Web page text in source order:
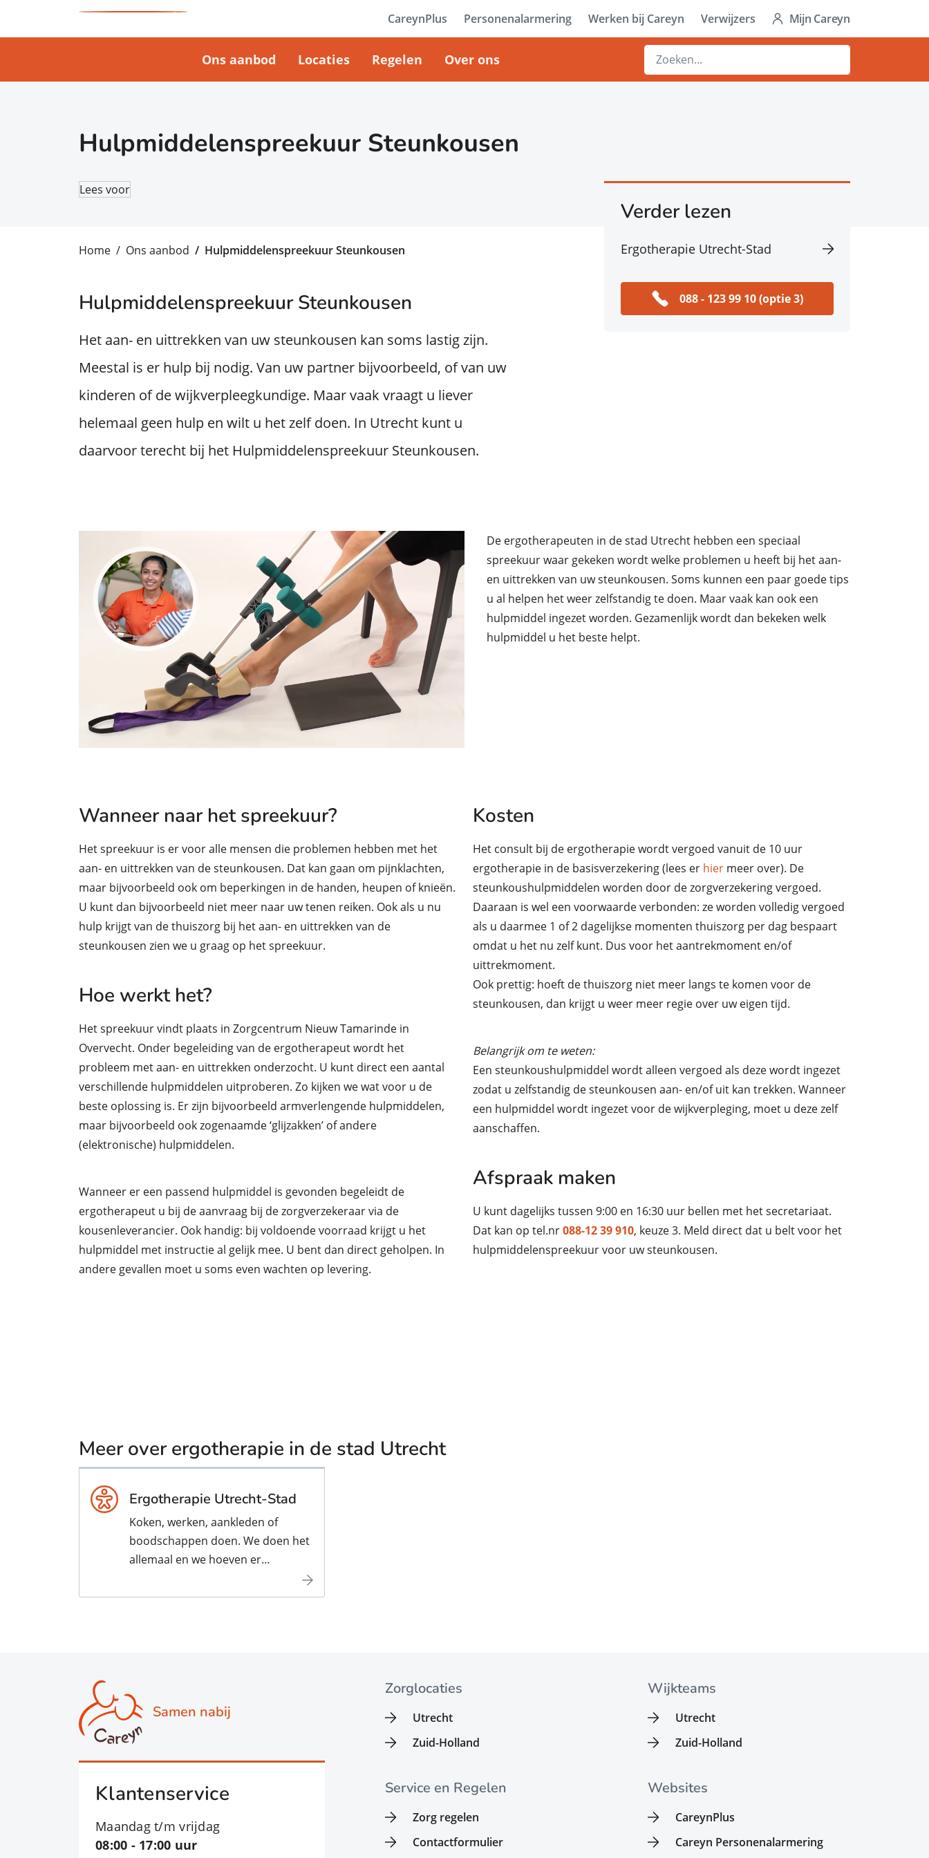
Ons aanbod Locaties Regelen Over ons
CareynPlus Personenalarmering Werken bij Careyn Verwijzers Mijn Careyn
Hulpmiddelenspreekuur Steunkousen
Lees voor
Home Ons aanbod Hulpmiddelenspreekuur Steunkousen
Hulpmiddelenspreekuur Steunkousen
Het aan- en uittrekken van uw steunkousen kan soms lastig zijn.
Meestal is er hulp bij nodig. Van uw partner bijvoorbeeld, of van uw
kinderen of de wijkverpleegkundige. Maar vaak vraagt u liever
helemaal geen hulp en wilt u het zelf doen. In Utrecht kunt u
daarvoor terecht bij het Hulpmiddelenspreekuur Steunkousen.
Verder lezen
Ergotherapie Utrecht-Stad
088 - 123 99 10 (optie 3)
De ergotherapeuten in de stad Utrecht hebben een speciaal
spreekuur waar gekeken wordt welke problemen u heeft bij het aan-
en uittrekken van uw steunkousen. Soms kunnen een paar goede tips
u al helpen het weer zelfstandig te doen. Maar vaak kan ook een
hulpmiddel ingezet worden. Gezamenlijk wordt dan bekeken welk
hulpmiddel u het beste helpt.
Wanneer naar het spreekuur?
Het spreekuur is er voor alle mensen die problemen hebben met het
aan- en uittrekken van de steunkousen. Dat kan gaan om pijnklachten,
maar bijvoorbeeld ook om beperkingen in de handen, heupen of knieën.
U kunt dan bijvoorbeeld niet meer naar uw tenen reiken. Ook als u nu
hulp krijgt van de thuiszorg bij het aan- en uittrekken van de
steunkousen zien we u graag op het spreekuur.
Hoe werkt het?
Het spreekuur vindt plaats in Zorgcentrum Nieuw Tamarinde in
Overvecht. Onder begeleiding van de ergotherapeut wordt het
probleem met aan- en uittrekken onderzocht. U kunt direct een aantal
verschillende hulpmiddelen uitproberen. Zo kijken we wat voor u de
beste oplossing is. Er zijn bijvoorbeeld armverlengende hulpmiddelen,
maar bijvoorbeeld ook zogenaamde ‘glijzakken’ of andere
(elektronische) hulpmiddelen.
Wanneer er een passend hulpmiddel is gevonden begeleidt de
ergotherapeut u bij de aanvraag bij de zorgverzekeraar via de
kousenleverancier. Ook handig: bij voldoende voorraad krijgt u het
hulpmiddel met instructie al gelijk mee. U bent dan direct geholpen. In
andere gevallen moet u soms even wachten op levering.
Kosten
Het consult bij de ergotherapie wordt vergoed vanuit de 10 uur
ergotherapie in de basisverzekering (lees er hier meer over). De
steunkoushulpmiddelen worden door de zorgverzekering vergoed.
Daaraan is wel een voorwaarde verbonden: ze worden volledig vergoed
als u daarmee 1 of 2 dagelijkse momenten thuiszorg per dag bespaart
omdat u het nu zelf kunt. Dus voor het aantrekmoment en/of
uittrekmoment.
Ook prettig: hoeft de thuiszorg niet meer langs te komen voor de
steunkousen, dan krijgt u weer meer regie over uw eigen tijd.
Belangrijk om te weten:
Een steunkoushulpmiddel wordt alleen vergoed als deze wordt ingezet
zodat u zelfstandig de steunkousen aan- en/of uit kan trekken. Wanneer
een hulpmiddel wordt ingezet voor de wijkverpleging, moet u deze zelf
aanschaffen.
Afspraak maken
U kunt dagelijks tussen 9:00 en 16:30 uur bellen met het secretariaat.
Dat kan op tel.nr088-12 39 910, keuze 3. Meld direct dat u belt voor het
hulpmiddelenspreekuur voor uw steunkousen.
Meer over ergotherapie in de stad Utrecht
Ergotherapie Utrecht-Stad
Koken, werken, aankleden of
boodschappen doen. We doen het
allemaal en we hoeven er
soms gaat het niet meer vanzelf,
veilig uit te voeren. Voor die
mensen is Careyn Ergotherapie.
Samen nabij
Klantenservice
Maandag t/m vrijdag
08:00 - 17:00 uur
Zorglocaties
Utrecht
Zuid-Holland
Wijkteams
Utrecht
Zuid-Holland
Service en Regelen
Zorg regelen
Contactformulier
Websites
CareynPlus
Careyn Personenalarmering